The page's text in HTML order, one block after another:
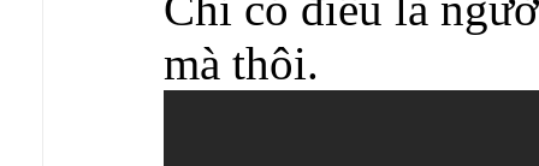
mà thôi.